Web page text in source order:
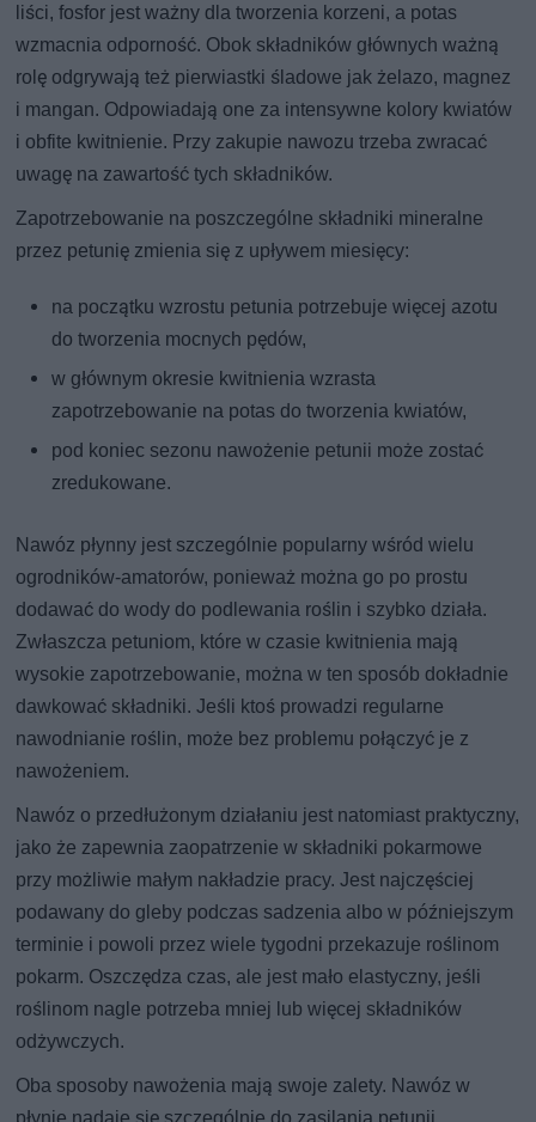
liści, fosfor jest ważny dla tworzenia korzeni, a potas
wzmacnia odporność. Obok składników głównych ważną
rolę odgrywają też pierwiastki śladowe jak żelazo, magnez
i mangan. Odpowiadają one za intensywne kolory kwiatów
i obfite kwitnienie. Przy zakupie nawozu trzeba zwracać
uwagę na zawartość tych składników.
Zapotrzebowanie na poszczególne składniki mineralne
przez petunię zmienia się z upływem miesięcy:
na początku wzrostu petunia potrzebuje więcej azotu
do tworzenia mocnych pędów,
w głównym okresie kwitnienia wzrasta
zapotrzebowanie na potas do tworzenia kwiatów,
pod koniec sezonu nawożenie petunii może zostać
zredukowane.
Nawóz płynny jest szczególnie popularny wśród wielu
ogrodników-amatorów, ponieważ można go po prostu
dodawać do wody do podlewania roślin i szybko działa.
Zwłaszcza petuniom, które w czasie kwitnienia mają
wysokie zapotrzebowanie, można w ten sposób dokładnie
dawkować składniki. Jeśli ktoś prowadzi regularne
nawodnianie roślin, może bez problemu połączyć je z
nawożeniem.
Nawóz o przedłużonym działaniu jest natomiast praktyczny,
jako że zapewnia zaopatrzenie w składniki pokarmowe
przy możliwie małym nakładzie pracy. Jest najczęściej
podawany do gleby podczas sadzenia albo w późniejszym
terminie i powoli przez wiele tygodni przekazuje roślinom
pokarm. Oszczędza czas, ale jest mało elastyczny, jeśli
roślinom nagle potrzeba mniej lub więcej składników
odżywczych.
Oba sposoby nawożenia mają swoje zalety. Nawóz w